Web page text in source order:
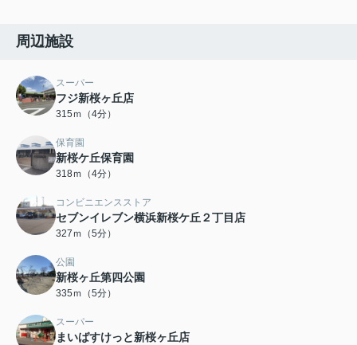
周辺施設
スーパー
フジ新桜ヶ丘店
315ｍ（4分）
保育園
新桜ケ丘保育園
318ｍ（4分）
コンビニエンスストア
セブンイレブン横浜新桜ケ丘２丁目店
327ｍ（5分）
公園
新桜ヶ丘第四公園
335ｍ（5分）
スーパー
まいばすけっと新桜ヶ丘店